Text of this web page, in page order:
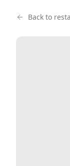
Back to